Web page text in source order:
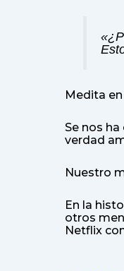
Medita
Se nos
verdad
Nuestro
En la
otros
Netflix